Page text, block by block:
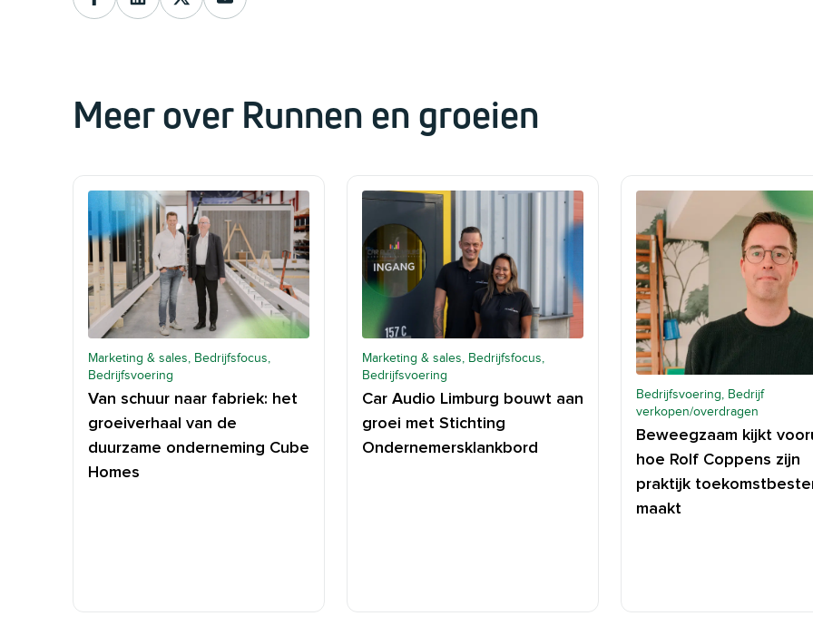
Meer over Runnen en groeien
Marketing & sales, Bedrijfsfocus,
Bedrijfsvoering
Van schuur naar fabriek: het
groeiverhaal van de
duurzame onderneming Cube
Homes
Marketing & sales, Bedrijfsfocus,
Bedrijfsvoering
Car Audio Limburg bouwt aan
groei met Stichting
Ondernemersklankbord
Bedrijfsvoering, Bedrijf
verkopen/overdragen
Beweegzaam kijkt
hoe Rolf Coppens zijn
praktijk
maakt